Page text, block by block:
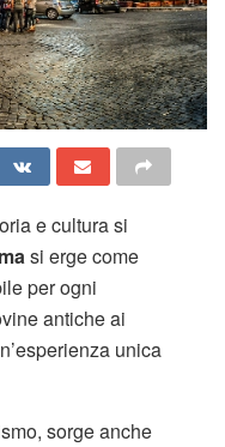
e cultura si
si erge come
per ogni
antiche ai
unica
sorge anche